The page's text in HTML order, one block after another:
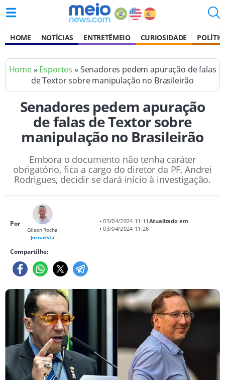
HOME NOTÍCIAS ENTRETÊMEIO CURIOSIDADE
Home» Esportes » Senadores pedem apuração de falas
de Textor sobre manipulação no Brasileirão
Senadores pedem apuração
de falas de Textor sobre
manipulação no Brasileirão
Embora o documento não tenha caráter
obrigatório, fica a cargo do diretor da PF, Andrei
Rodrigues, decidir se dará início à investigação.
Por
Gilson Rocha
Jornalista
• 03/04/2024 11:11 Atualizado em
• 03/04/2024 11:26
Compartilhe: